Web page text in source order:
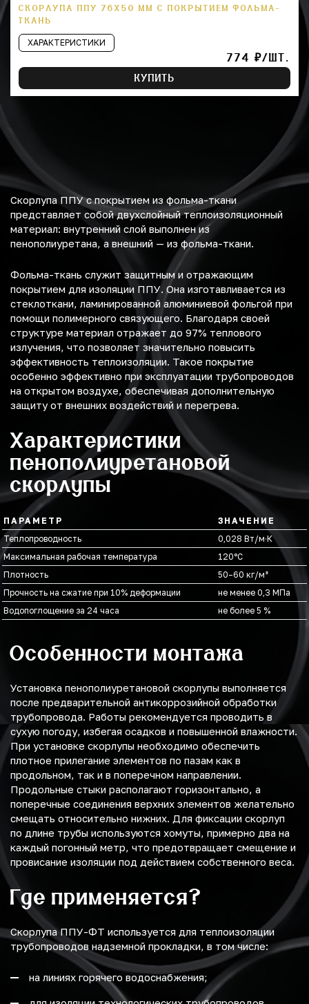
СКОРЛУПА ППУ 76Х50 ММ С ПОКРЫТИЕМ ФОЛЬМА-
ТКАНЬ
ХАРАКТЕРИСТИКИ
774 ₽/ШТ.
КУПИТЬ
Скорлупа ППУ с покрытием из фольма-ткани
представляет собой двухслойный теплоизоляционный
материал: внутренний слой выполнен из
пенополиуретана, а внешний — из фольма-ткани.
Фольма-ткань служит защитным и отражающим
покрытием для изоляции ППУ. Она изготавливается из
стеклоткани, ламинированной алюминиевой фольгой при
помощи полимерного связующего. Благодаря своей
структуре материал отражает до 97% теплового
излучения, что позволяет значительно повысить
эффективность теплоизоляции. Такое покрытие
особенно эффективно при эксплуатации трубопроводов
на открытом воздухе, обеспечивая дополнительную
защиту от внешних воздействий и перегрева.
Характеристики
пенополиуретановой
скорлупы
ПАРАМЕТР
ЗНАЧЕНИЕ
Теплопроводность
0,028 Вт/м·К
Максимальная рабочая температура
120°С
Плотность
50–60 кг/м³
Прочность на сжатие при 10% деформации
не менее 0,3 МПа
Водопоглощение за 24 часа
не более 5 %
Особенности монтажа
Установка пенополиуретановой скорлупы выполняется
после предварительной антикоррозийной обработки
трубопровода. Работы рекомендуется проводить в
сухую погоду, избегая осадков и повышенной влажности.
При установке скорлупы необходимо обеспечить
плотное прилегание элементов по пазам как в
продольном, так и в поперечном направлении.
Продольные стыки располагают горизонтально, а
поперечные соединения верхних элементов желательно
смещать относительно нижних. Для фиксации скорлуп
по длине трубы используются хомуты, примерно два на
каждый погонный метр, что предотвращает смещение и
провисание изоляции под действием собственного веса.
Где применяется?
Скорлупа ППУ-ФТ используется для теплоизоляции
трубопроводов надземной прокладки, в том числе:
на линиях горячего водоснабжения;